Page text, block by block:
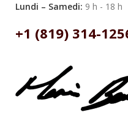
Lundi – Samedi: 9 h - 18 h
+1 (819) 314-